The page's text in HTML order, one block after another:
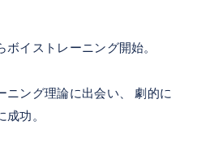
イストレーニング開始。
ニング理論に出会い、 劇的に
功。